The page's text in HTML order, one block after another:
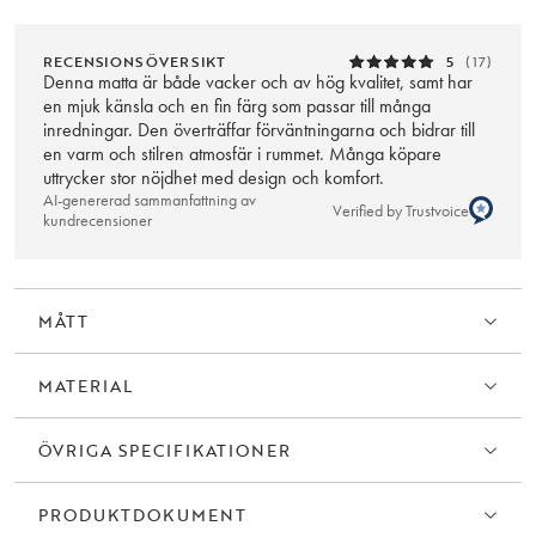
RECENSIONSÖVERSIKT 5 (17)
Denna matta är både vacker och av hög kvalitet, samt har
en mjuk känsla och en fin färg som passar till många
inredningar. Den överträffar förväntningarna och bidrar till
en varm och stilren atmosfär i rummet. Många köpare
uttrycker stor nöjdhet med design och komfort.
AI-genererad sammanfattning av
kundrecensioner
Verified by Trustvoice
MÅTT
MATERIAL
ÖVRIGA SPECIFIKATIONER
PRODUKTDOKUMENT